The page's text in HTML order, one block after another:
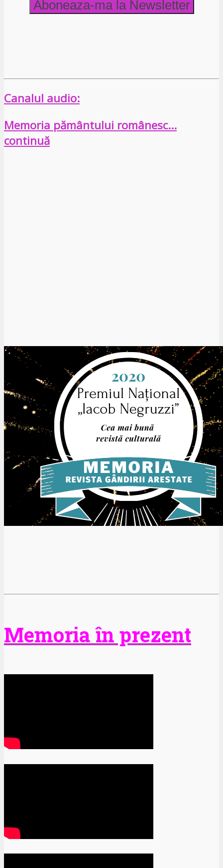
Canalul audio:
Memoria pământului românesc…
continuă
Memoria în prezent